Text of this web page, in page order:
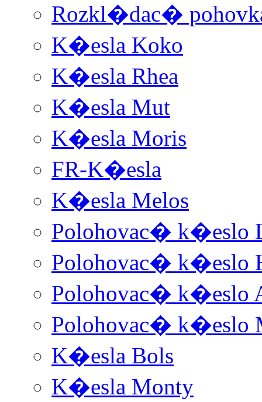
Rozkl�dac�
K�esla Koko
K�esla Rhea
K�esla Mut
K�esla Moris
FR-K�esla
K�esla Melos
Polohovac� k�eslo
Polohovac� k�eslo
Polohovac� k�eslo
Polohovac� k�eslo
K�esla Bols
K�esla Monty